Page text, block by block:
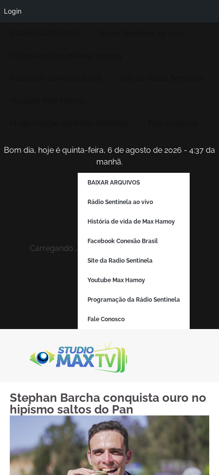
Bom dia, hoje é quinta-feira, 6 de agosto de 2026 - 4:37 da
manhã.
Carregando...
BAIXAR ARQUIVOS
Rádio Sentinela ao vivo
História de vida de Max Hamoy
Facebook Conexão Brasil
Site da Radio Sentinela
Youtube Max Hamoy
Programação da Rádio Sentinela
Fale Conosco
Stephan Barcha conquista ouro no
hipismo saltos do Pan
Login